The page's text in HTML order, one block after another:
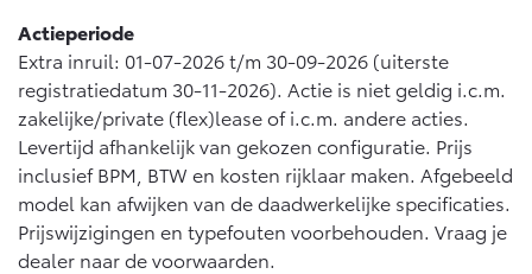
Actieperiode
Extra inruil: 01-07-2026 t/m 30-09-2026 (uiterste
registratiedatum 30-11-2026). Actie is niet geldig i.c.m.
zakelijke/private (flex)lease of i.c.m. andere acties.
Levertijd afhankelijk van gekozen configuratie. Prijs
inclusief BPM, BTW en kosten rijklaar maken. Afgebeeld
model kan afwijken van de daadwerkelijke specificaties.
Prijswijzigingen en typefouten voorbehouden. Vraag je
dealer naar de voorwaarden.